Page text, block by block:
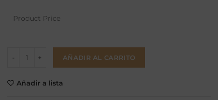
Product Price
AÑADIR AL CARRITO
Añadir a lista